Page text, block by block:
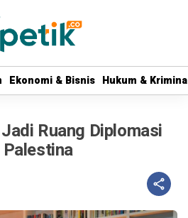
Ekonomi & Bisnis Hukum &
Ekonomi & Bisnis Hukum &
Ruang Diplomasi